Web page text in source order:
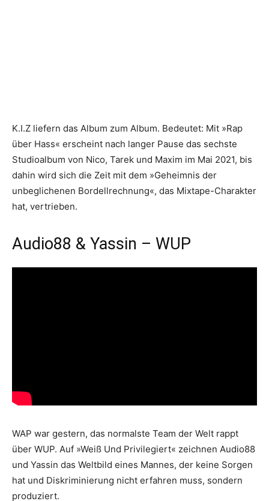
K.I.Z liefern das Album zum Album. Bedeutet: Mit »Rap
über Hass« erscheint nach langer Pause das sechste
Studioalbum von Nico, Tarek und Maxim im Mai 2021, bis
dahin wird sich die Zeit mit dem »Geheimnis der
unbeglichenen Bordellrechnung«, das Mixtape-Charakter
hat, vertrieben.
Audio88 & Yassin – WUP
WAP war gestern, das normalste Team der Welt rappt
über WUP. Auf »Weiß Und Privilegiert« zeichnen Audio88
und Yassin das Weltbild eines Mannes, der keine Sorgen
hat und Diskriminierung nicht erfahren muss, sondern
produziert.